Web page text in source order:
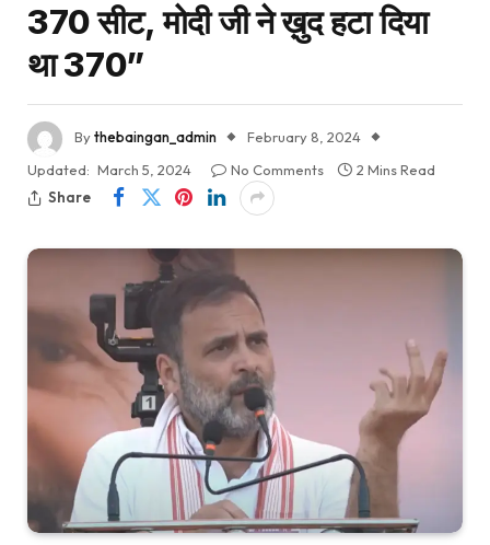
370 सीट, मोदी जी ने ख़ुद हटा दिया
था 370”
Bythebaingan_admin
February 8, 2024
Updated: March 5, 2024 No Comments
2 Mins Read
Share